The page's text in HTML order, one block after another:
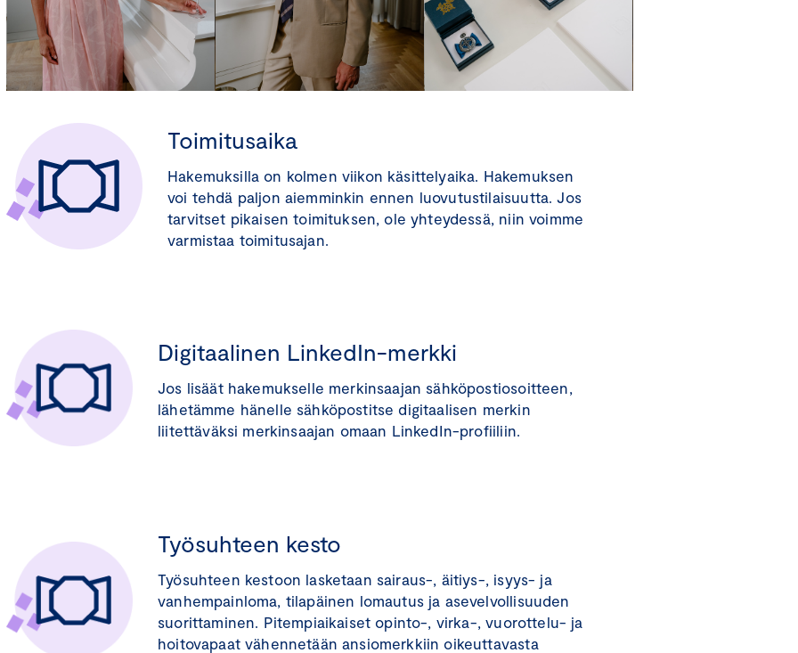
Toimitusaika
Hakemuksilla on kolmen viikon käsittelyaika. Hakemuksen
voi tehdä paljon aiemminkin ennen luovutustilaisuutta. Jos
tarvitset pikaisen toimituksen, ole yhteydessä, niin voimme
varmistaa toimitusajan.
Digitaalinen LinkedIn-merkki
Jos lisäät hakemukselle merkinsaajan sähköpostiosoitteen,
lähetämme hänelle sähköpostitse digitaalisen merkin
liitettäväksi merkinsaajan omaan LinkedIn-profiiliin.
Työsuhteen kesto
Työsuhteen kestoon lasketaan sairaus-, äitiys-, isyys- ja
vanhempainloma, tilapäinen lomautus ja asevelvollisuuden
suorittaminen. Pitempiaikaiset opinto-, virka-, vuorottelu- ja
hoitovapaat vähennetään ansiomerkkiin oikeuttavasta